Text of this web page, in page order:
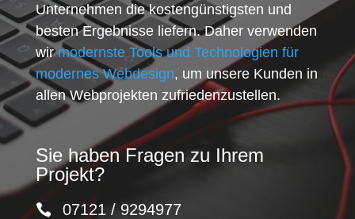
Unternehmen die kostengünstigsten und
besten Ergebnisse liefern. Daher verwenden
wirmodernste Tools und Technologien für
modernes Webdesign, um unsere Kunden in
allen Webprojekten zufriedenzustellen.
Sie haben Fragen zu Ihrem
Projekt?
07121 / 9294977